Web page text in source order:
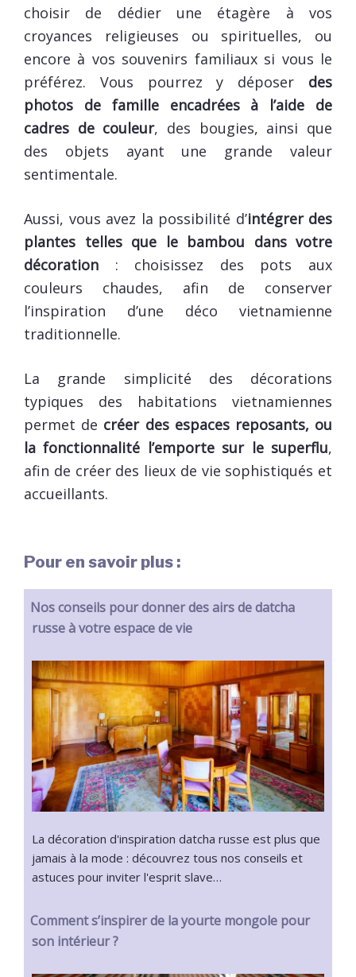
choisir de dédier une étagère à vos
croyances religieuses ou spirituelles, ou
encore à vos souvenirs familiaux si vous le
préférez. Vous pourrez y déposer des
photos de famille encadrées à l’aide de
cadres de couleur, des bougies, ainsi que
des objets ayant une grande valeur
sentimentale.
Aussi, vous avez la possibilité d’intégrer des
plantes telles que le bambou dans votre
décoration : choisissez des pots aux
couleurs chaudes, afin de conserver
l’inspiration d’une déco vietnamienne
traditionnelle.
La grande simplicité des décorations
typiques des habitations vietnamiennes
permet de créer des espaces reposants, ou
la fonctionnalité l’emporte sur le superflu,
afin de créer des lieux de vie sophistiqués et
accueillants.
Pour en savoir plus :
Nos conseils pour donner des airs de datcha
russe à votre espace de vie
La décoration d'inspiration datcha russe est plus que
jamais à la mode : découvrez tous nos conseils et
astuces pour inviter l'esprit slave…
Comment s’inspirer de la yourte mongole pour
son intérieur ?